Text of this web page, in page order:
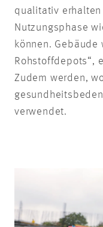
qualitativ
Nutzungsphase
können. Gebäude
Rohstoffdepots“,
Zudem werden,
verwendet.